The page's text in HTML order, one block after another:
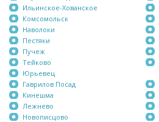
Ильинское-Хованское
Комсомольск
Наволоки
Пестяки
Пучеж
Тейково
Юрьевец
Гаврилов Посад
Кинешма
Лежнево
Новописцово